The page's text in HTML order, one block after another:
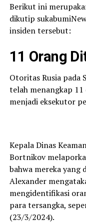
Berikut ini
dikutip
insiden tersebut:
11 Orang
Otoritas Rusia pada
telah menangkap
menjadi eksekutor
Kepala Dinas
Bortnikov
bahwa mereka yang
Alexander
mengidentifikasi
para tersangka,
(23/3/2024).